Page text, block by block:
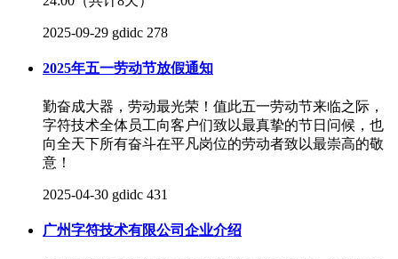
2025-09-29 gdidc 278
2025年五一劳动节放假通知
勤奋成大器，劳动最光荣！值此五一劳动节来临之际，
字符技术全体员工向客户们致以最真挚的节日问候，也
向全天下所有奋斗在平凡岗位的劳动者致以最崇高的敬
意！
2025-04-30 gdidc 431
广州字符技术有限公司企业介绍